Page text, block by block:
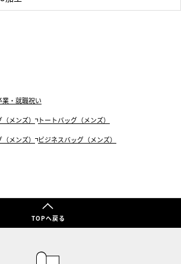
業・就職祝い
メンズ） トートバッグ（メンズ）
メンズ） ビジネスバッグ（メンズ）
TOPへ戻る